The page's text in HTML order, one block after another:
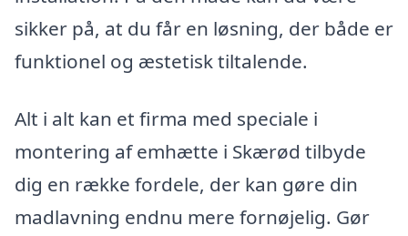
sikker på, at du får en løsning, der både er
funktionel og æstetisk tiltalende.
Alt i alt kan et firma med speciale i
montering af emhætte i Skærød tilbyde
dig en række fordele, der kan gøre din
madlavning endnu mere fornøjelig. Gør